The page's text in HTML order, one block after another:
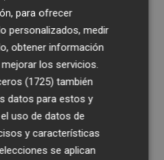
para ofrecer
personalizados, medir
obtener información
los servicios.
(1725) también
datos para estos y
uso de datos de
y características
se aplican